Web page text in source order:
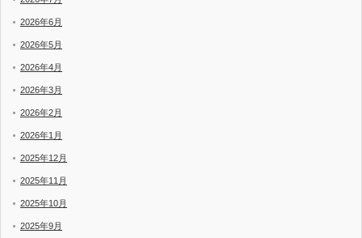
2026年6月
2026年5月
2026年4月
2026年3月
2026年2月
2026年1月
2025年12月
2025年11月
2025年10月
2025年9月